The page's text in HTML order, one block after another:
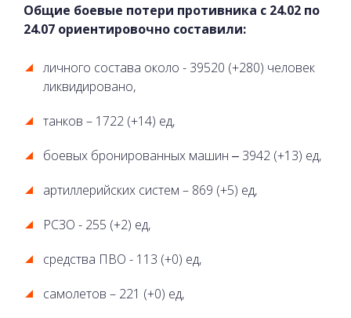
Общие боевые потери противника с 24.02 по
24.07 ориентировочно составили:
личного состава около - 39520 (+280) человек
ликвидировано,
танков – 1722 (+14) ед,
боевых бронированных машин ‒ 3942 (+13) ед,
артиллерийских систем – 869 (+5) ед,
РСЗО - 255 (+2) ед,
средства ПВО - 113 (+0) ед,
самолетов – 221 (+0) ед,